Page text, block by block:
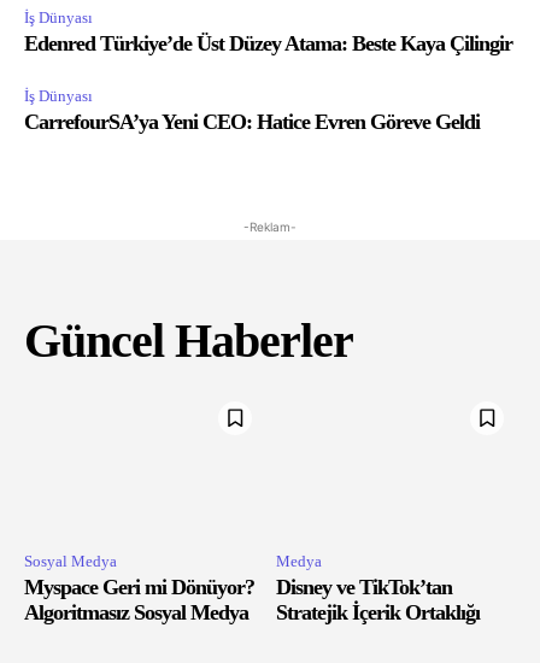
İş Dünyası
Edenred Türkiye’de Üst Düzey Atama: Beste Kaya Çilingir
İş Dünyası
CarrefourSA’ya Yeni CEO: Hatice Evren Göreve Geldi
-Reklam-
Güncel Haberler
Sosyal Medya
Myspace Geri mi Dönüyor?
Algoritmasız Sosyal Medya
Medya
Disney ve TikTok’tan
Stratejik İçerik Ortaklığı